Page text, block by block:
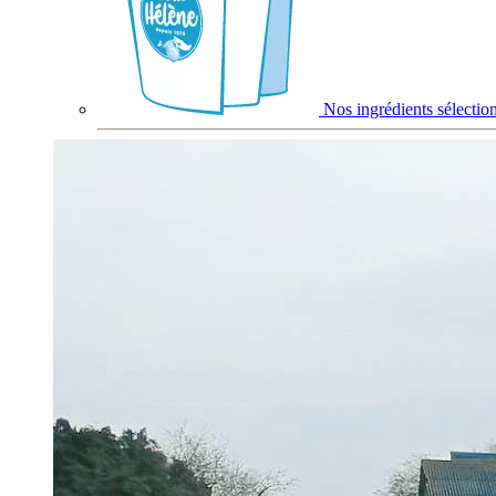
Nos ingrédients